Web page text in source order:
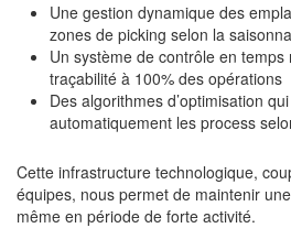
Une gestion dynamique des
zones de picking selon la
Un système de contrôle en
traçabilité à 100% des opérations
Des algorithmes d’optimisation
automatiquement les process
Cette infrastructure technologique,
équipes, nous permet de maintenir
même en période de forte activité.